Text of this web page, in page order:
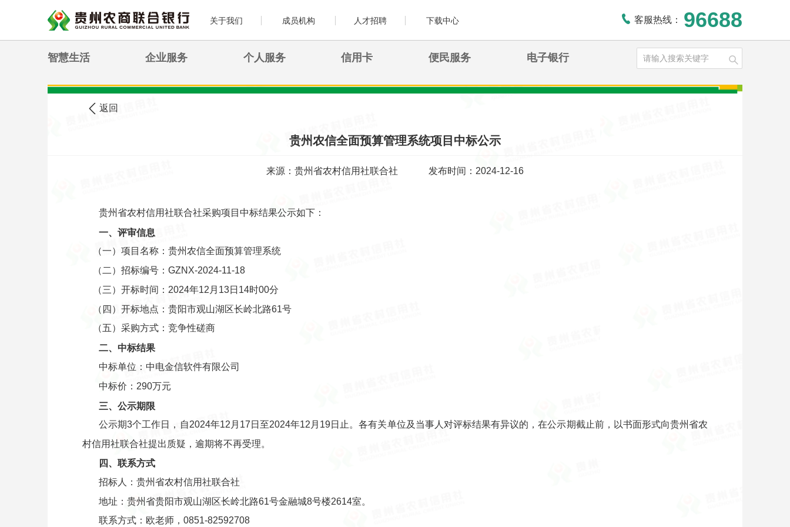
关于我们 成员机构 人才招聘 下载中心 客服热线： 96688
智慧生活 企业服务 个人服务 信用卡 便民服务 电子银行
您现在的位置: 农信公告
返回
贵州农信全面预算管理系统项目中标公示
来源：贵州省农村信用社联合社 发布时间：2024-12-16
贵州省农村信用社联合社采购项目中标结果公示如下：
一、评审信息
（一）项目名称：贵州农信全面预算管理系统
（二）招标编号：GZNX-2024-11-18
（三）开标时间：2024年12月13日14时00分
（四）开标地点：贵阳市观山湖区长岭北路61号
（五）采购方式：竞争性磋商
二、中标结果
中标单位：中电金信软件有限公司
中标价：290万元
三、公示期限
公示期3个工作日，自2024年12月17日至2024年12月19日止。各有关单位及当事人对评标结果有异议的，在公示期截止前，以书面形式向贵州省农
村信用社联合社提出质疑，逾期将不再受理。
四、联系方式
招标人：贵州省农村信用社联合社
地址：贵州省贵阳市观山湖区长岭北路61号金融城8号楼2614室。
联系方式：欧老师，0851-82592708